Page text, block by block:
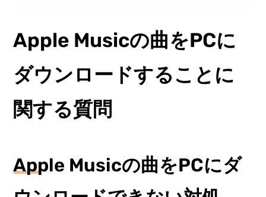
Apple Musicの曲をPCに
ダウンロードすることに
関する質問
Apple Musicの曲をPCにダ